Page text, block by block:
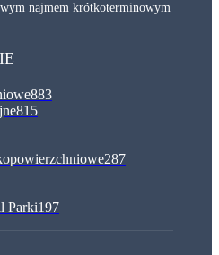
najmem krótkoterminowym
883
815
287
Parki197